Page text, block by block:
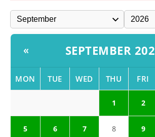
« SEPTEMBER
MON TUE WED THU FRI
1 2
5 6 7 8 9